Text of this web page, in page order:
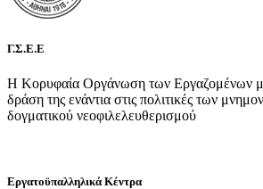
Γ.Σ.Ε.Ε
Η Κορυφαία Οργάνωση των Εργαζομένων
δράση της ενάντια στις πολιτικές των
δογματικού νεοφιλελευθερισμού
Εργατοϋπαλληλικά Κέντρα